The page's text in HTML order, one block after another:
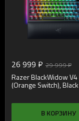
22 489 ₽ 27 999 ₽
Razer Huntsman V3
(Analog Optical
В КОРЗИНУ